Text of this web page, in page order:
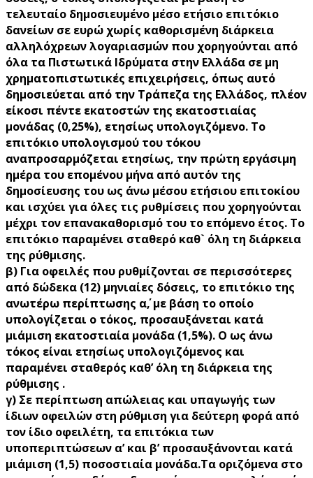
τελευταίο δημοσιευμένο μέσο ετήσιο επιτόκιο
δανείων σε ευρώ χωρίς καθορισμένη διάρκεια
αλληλόχρεων λογαριασμών που χορηγούνται από
όλα τα Πιστωτικά Ιδρύματα στην Ελλάδα σε μη
χρηματοπιστωτικές επιχειρήσεις, όπως αυτό
δημοσιεύεται από την Τράπεζα της Ελλάδος, πλέον
είκοσι πέντε εκατοστών της εκατοστιαίας
μονάδας (0,25%), ετησίως υπολογιζόμενο. Το
επιτόκιο υπολογισμού του τόκου
αναπροσαρμόζεται ετησίως, την πρώτη εργάσιμη
ημέρα του επομένου μήνα από αυτόν της
δημοσίευσης του ως άνω μέσου ετήσιου επιτοκίου
και ισχύει για όλες τις ρυθμίσεις που χορηγούνται
μέχρι τον επανακαθορισμό του το επόμενο έτος. Το
επιτόκιο παραμένει σταθερό καθ` όλη τη διάρκεια
της ρύθμισης.
β) Για οφειλές που ρυθμίζονται σε περισσότερες
από δώδεκα (12) μηνιαίες δόσεις, το επιτόκιο της
ανωτέρω περίπτωσης α΄, με βάση το οποίο
υπολογίζεται ο τόκος, προσαυξάνεται κατά
μιάμιση εκατοστιαία μονάδα (1,5%). Ο ως άνω
τόκος είναι ετησίως υπολογιζόμενος και
παραμένει σταθερός καθ’ όλη τη διάρκεια της
ρύθμισης .
γ) Σε περίπτωση απώλειας και υπαγωγής των
ίδιων οφειλών στη ρύθμιση για δεύτερη φορά από
τον ίδιο οφειλέτη, τα επιτόκια των
υποπεριπτώσεων α’ και β’ προσαυξάνονται κατά
μιάμιση (1,5) ποσοστιαία μονάδα.Τα οριζόμενα στο